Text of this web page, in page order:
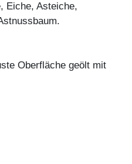
Eiche, Asteiche,
Oberfläche geölt mit